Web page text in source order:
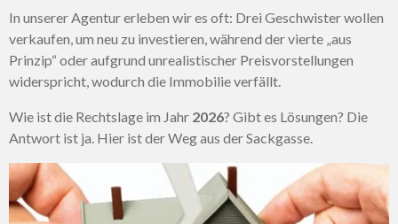
In unserer Agentur erleben wir es oft: Drei Geschwister wollen
verkaufen, um neu zu investieren, während der vierte „aus
Prinzip“ oder aufgrund unrealistischer Preisvorstellungen
widerspricht, wodurch die Immobilie verfällt.
Wie ist die Rechtslage im Jahr 2026? Gibt es Lösungen? Die
Antwort ist ja. Hier ist der Weg aus der Sackgasse.